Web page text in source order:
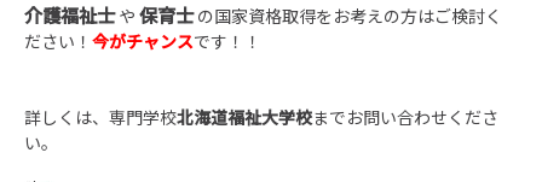
介護福祉士や 保育士の国家資格取得をお考えの方はご検討く
ださい！ 今がチャンスです！！
詳しくは、専門学校北海道福祉大学校までお問い合わせくださ
い。